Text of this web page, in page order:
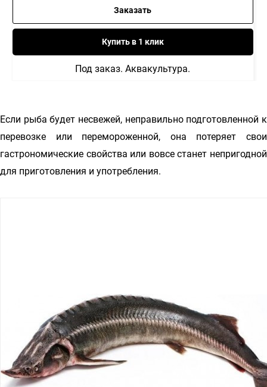
Заказать
Купить в 1 клик
Под заказ. Аквакультура.
Если рыба будет несвежей, неправильно подготовленной к
перевозке или перемороженной, она потеряет свои
гастрономические свойства или вовсе станет непригодной
для приготовления и употребления.